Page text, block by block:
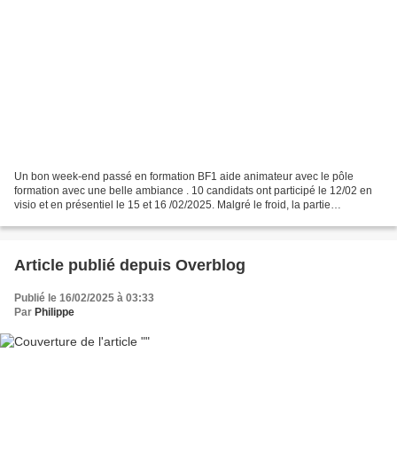
Un bon week-end passé en formation BF1 aide animateur avec le pôle
formation avec une belle ambiance . 10 candidats ont participé le 12/02 en
visio et en présentiel le 15 et 16 /02/2025. Malgré le froid, la partie
Article publié depuis Overblog
Publié le 16/02/2025 à 03:33
Par Philippe